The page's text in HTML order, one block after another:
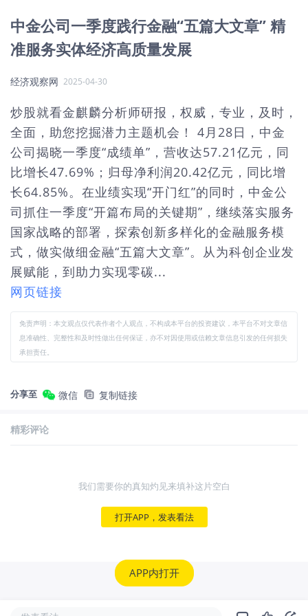
中金公司一季度践行金融“五篇大文章” 精
准服务实体经济高质量发展
经济观察网 2025-04-30
炒股就看金麒麟分析师研报，权威，专业，及时，
全面，助您挖掘潜力主题机会！ 4月28日，中金
公司揭晓一季度“成绩单”，营收达57.21亿元，同
比增长47.69%；归母净利润20.42亿元，同比增
长64.85%。在业绩实现“开门红”的同时，中金公
司抓住一季度“开篇布局的关键期”，继续落实服务
国家战略的部署，探索创新多样化的金融服务模
式，做实做细金融“五篇大文章”。从为科创企业发
展赋能，到助力实现零碳...
网页链接
免责声明：本文观点仅代表作者个人观点，不构成本平台的投资建议，本平台不对文章信
息准确性、完整性和及时性做出任何保证，亦不对因使用或信赖文章信息引发的任何损失
承担责任。
分享至 微信 复制链接
精彩评论
我们需要你的真知灼见来填补这片空白
打开APP，发表看法
APP内打开